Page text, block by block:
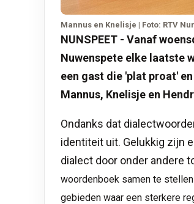
Mannus en Knelisje | Foto: RTV
NUNSPEET - Vanaf
Nuwenspete elke laatste
een gast die 'plat proat'
Mannus, Knelisje en
Ondanks dat
identiteit uit. Gelukkig zijn
dialect door onder andere
woordenboek samen te
gebieden waar een sterkere